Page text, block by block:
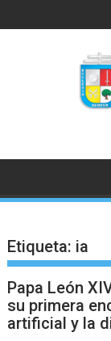
al
Etiqueta: ia
Papa León
su primera
artificial y la